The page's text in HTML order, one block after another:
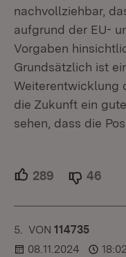
nachvollziehbar,
aufgrund der EU-
Vorgaben
Grundsätzlich ist
Weiterentwicklung
die Zukunft ein
sehen, dass die
289 Unterstützer.
46
5. KOMMENTAR
VON :114735
08.11.2024